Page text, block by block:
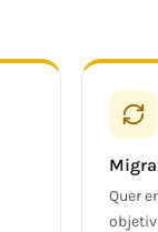
Quer